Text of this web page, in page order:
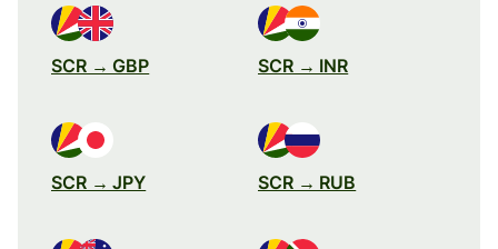
SCR → GBP SCR → INR
SCR → JPY SCR → RUB